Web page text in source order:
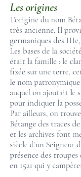
Les origines
L’origine du nom
très ancienne. Il
germaniques des
Les bases de la
était la famille : le
fixée sur une terre,
le nom
auquel on ajoutait le
pour indiquer la
Par ailleurs, on
Bétange des traces
et les archives font
siècle d’un Seigneur
présence des
en 1521 qui y